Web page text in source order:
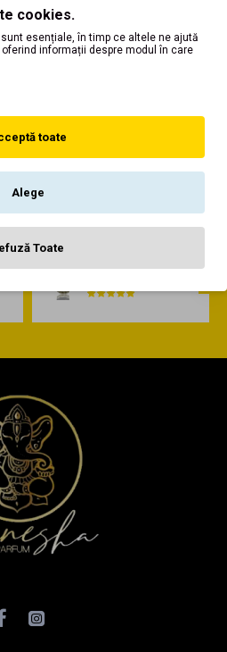
Trimite
cookies.
esențiale, în timp ce altele ne ajută
informații despre modul în care
toate
Alege
Toate